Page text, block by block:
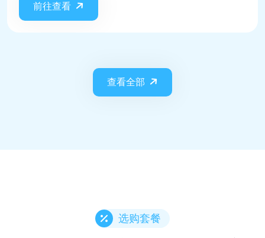
前往查看
查看全部
选购套餐